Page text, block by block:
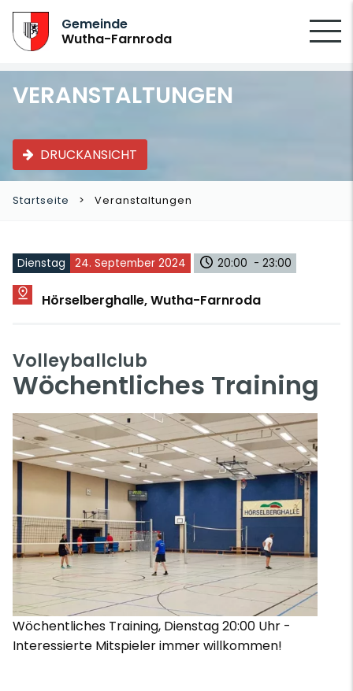
Gemeinde
Wutha-Farnroda
VERANSTALTUNGEN
DRUCKANSICHT
Startseite Veranstaltungen
Dienstag 24. September 2024 20:00 - 23:00
Hörselberghalle, Wutha-Farnroda
Volleyballclub
Wöchentliches Training
Wöchentliches Training, Dienstag 20:00 Uhr -
Interessierte Mitspieler immer willkommen!